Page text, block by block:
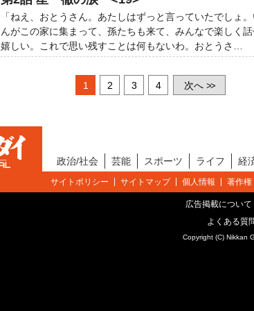
「ねえ、おとうさん。あたしはずっと言っていたでしょ
んがこの家に集まって、孫たちも来て、みんなで楽しく話
嬉しい。これで思い残すことは何もないわ。おとうさ…
1 2 3 4 次へ >>
政治/社会 芸能 スポーツ ライフ 経
サイトポリシー サイトマップ 個人情報 著作権
広告掲載について
よくある質
Copyright (C) Nikkan